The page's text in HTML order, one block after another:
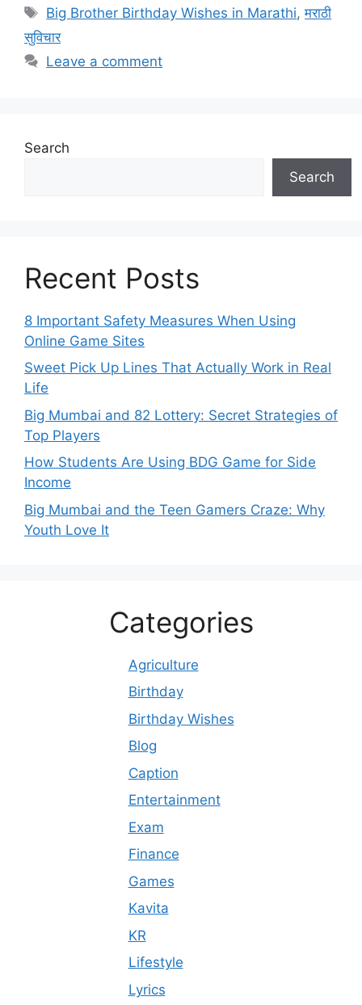
Tags
Big Brother Birthday Wishes in Marathi,मराठी
सुविचार
Leave a comment
Search
Search
Recent Posts
8 Important Safety Measures When Using
Online Game Sites
Sweet Pick Up Lines That Actually Work in Real
Life
Big Mumbai and 82 Lottery: Secret Strategies of
Top Players
How Students Are Using BDG Game for Side
Income
Big Mumbai and the Teen Gamers Craze: Why
Youth Love It
Categories
Agriculture
Birthday
Birthday Wishes
Blog
Caption
Entertainment
Exam
Finance
Games
Kavita
KR
Lifestyle
Lyrics